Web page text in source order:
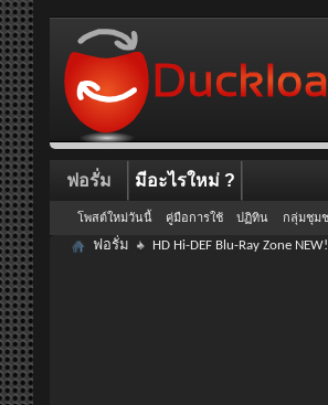
ฟอรั่ม
โพสต์ใหม่วันนี้ คู่มือการใช้ ปฏิทิน กลุ่มชุม
มีอะไรใหม่ ?
ฟอรั่ม HD Hi-DEF Blu-Ray Zone